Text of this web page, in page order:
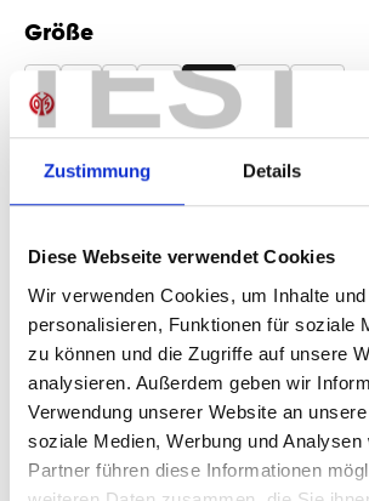
TEST
Zustimmung Details
Diese Webseite verwendet Cookies
Wir verwenden Cookies, um Inhalte
personalisieren, Funktionen für soziale
zu können und die Zugriffe auf unsere
analysieren. Außerdem geben wir
Verwendung unserer Website an
soziale Medien, Werbung und Analysen
Partner führen diese Informationen
Größe
auswählen
L XL 2XL
Produkt Anzahl: Gib den
Anzahl
Sofort verfügbar, Lieferzeit: 1-3 Tage
IN DEN WARENKORB
Produktdetails